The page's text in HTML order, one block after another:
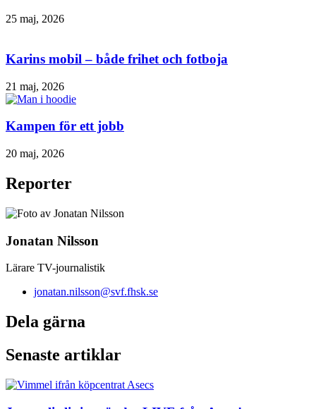
25 maj, 2026
Karins mobil – både frihet och fotboja
21 maj, 2026
Kampen för ett jobb
20 maj, 2026
Reporter
Jonatan Nilsson
Lärare TV-journalistik
jonatan.nilsson@svf.fhsk.se
Dela gärna
Senaste artiklar